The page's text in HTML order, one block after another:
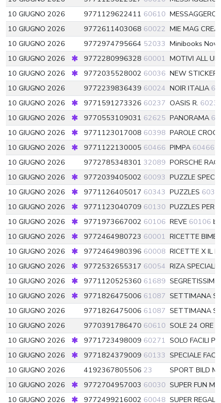
10 GIUGNO 2026
9771129622411 60610
10 GIUGNO 2026
9772611403068 60022 MIE MAG
10 GIUGNO 2026
9772974795664 52033 Minibooks
10 GIUGNO 2026
9772280996328 60001 MOTIVI ALL
10 GIUGNO 2026
9772035528002 60036 NEW STICKER
10 GIUGNO 2026
9772239836439 60024 NOIR ITALIA
10 GIUGNO 2026
9771591273326 60237 OASIS R.
10 GIUGNO 2026
9770553109031 62625 PANORAMA
10 GIUGNO 2026
9771123017008 60398 PAROLE
10 GIUGNO 2026
9771122130005 60466 PIMPA 60466
10 GIUGNO 2026
9772785348301 32089 PORSCHE
10 GIUGNO 2026
9772039405002 60093 PUZZLE
10 GIUGNO 2026
9771126405017 60343 PUZZLES
10 GIUGNO 2026
9771123040709 60130 PUZZLES PER
10 GIUGNO 2026
9771973667002 60106 REVE 60106
10 GIUGNO 2026
9772464980723 60001 RICETTE
10 GIUGNO 2026
9772464980396 60008 RICETTE X IL
10 GIUGNO 2026
9772532655317 60054 RIZA
10 GIUGNO 2026
9771120525360 61689
10 GIUGNO 2026
9771826475006 61087 SETTIMANA
10 GIUGNO 2026
9771826475006 61087 SETTIMANA
10 GIUGNO 2026
9770391786470 60610 SOLE 24 ORE
10 GIUGNO 2026
9771723498009 60271 SOLO FACILI
10 GIUGNO 2026
9771824379009 60133 SPECIALE
10 GIUGNO 2026
4192367805506 23
SPORT BILD
10 GIUGNO 2026
9772704957003 60030 SUPER FUN
10 GIUGNO 2026
9772499216002 60048 SUPER REGALI